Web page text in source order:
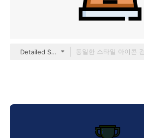
Detailed Straight Lineal color